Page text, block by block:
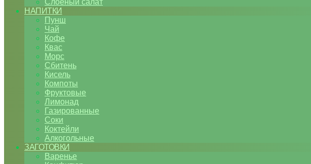
Слоеный салат
НАПИТКИ
Пунш
Чай
Кофе
Квас
Морс
Сбитень
Кисель
Компоты
Фруктовые
Лимонад
Газированные
Соки
Коктейли
Алкогольные
ЗАГОТОВКИ
Варенье